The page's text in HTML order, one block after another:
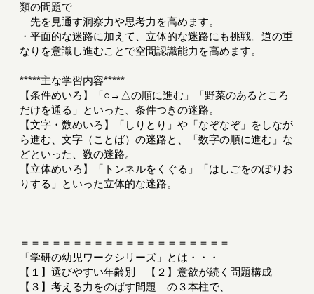
類の問題で
先を見通す洞察力や思考力を高めます。
・平面的な迷路に加えて、立体的な迷路にも挑戦。道の重
なりを意識し進むことで空間認識能力を高めます。
*****主な学習内容*****
【条件めいろ】「○→△の順に進む」「野菜のあるところ
だけを通る」といった、条件つきの迷路。
【文字・数めいろ】「しりとり」や「なぞなぞ」をしなが
ら進む、文字（ことば）の迷路と、「数字の順に進む」な
どといった、数の迷路。
【立体めいろ】「トンネルをくぐる」「はしごをのぼりお
りする」といった立体的な迷路。
＝＝＝＝＝＝＝＝＝＝＝＝＝＝＝＝＝＝＝＝
「学研の幼児ワークシリーズ」とは・・・
【１】選びやすい年齢別 【２】意欲が続く問題構成
【３】考える力をのばす問題 の３本柱で、